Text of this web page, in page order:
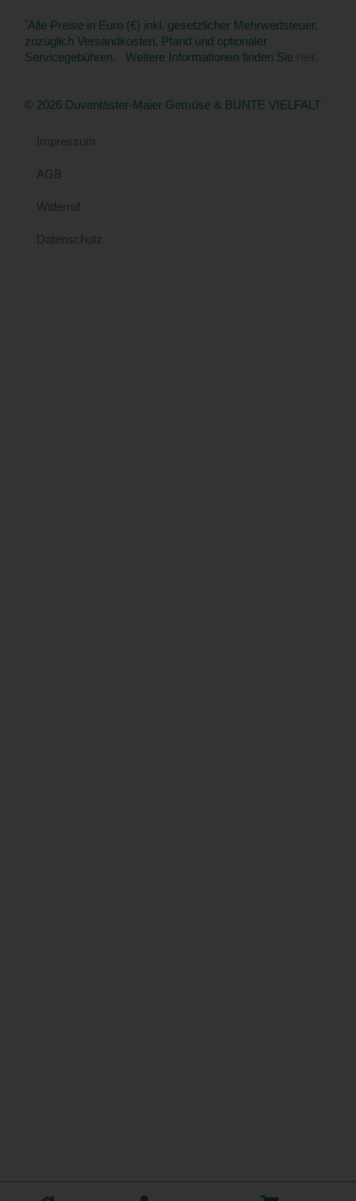
*Alle Preise in Euro (€) inkl. gesetzlicher Mehrwertsteuer,
zuzüglich Versandkosten, Pfand und optionaler
Servicegebühren. Weitere Informationen finden Sie hier.
© 2026 Duventäster-Maier Gemüse & BUNTE VIELFALT
Impressum
AGB
Widerruf
Datenschutz